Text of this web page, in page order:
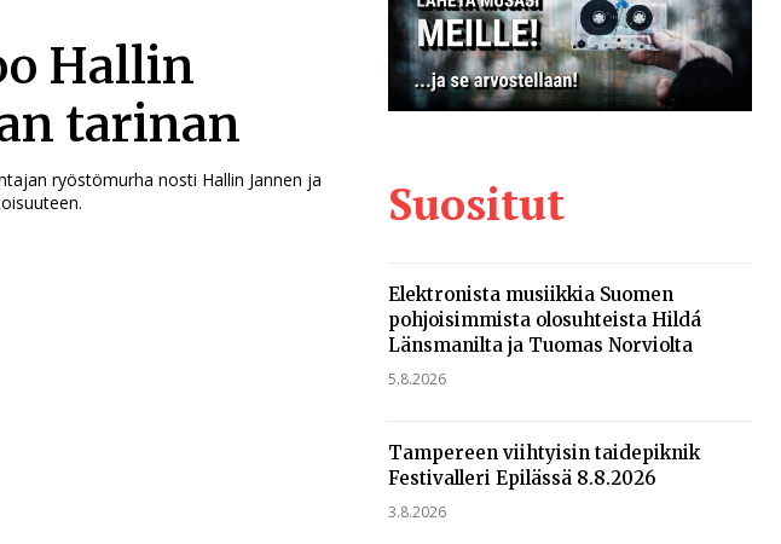
Hallin
tarinan
ryöstömurha nosti Hallin Jannen ja
Suositut
Elektronista musiikkia Suomen
pohjoisimmista olosuhteista Hildá
Länsmanilta ja Tuomas Norviolta
5.8.2026
Tampereen viihtyisin taidepiknik
Festivalleri Epilässä 8.8.2026
3.8.2026